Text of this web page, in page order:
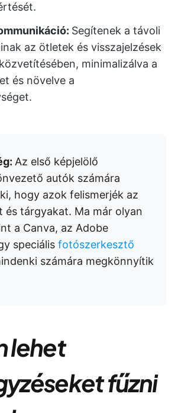
Segítenek a távoli
az ötletek és visszajelzések
minimalizálva a
és növelve a
Az első képjelölő
autók számára
hogy azok felismerjék az
és tárgyakat. Ma már olyan
a Canva, az Adobe
speciális fotószerkesztő
számára megkönnyítik
lehet
fűzni